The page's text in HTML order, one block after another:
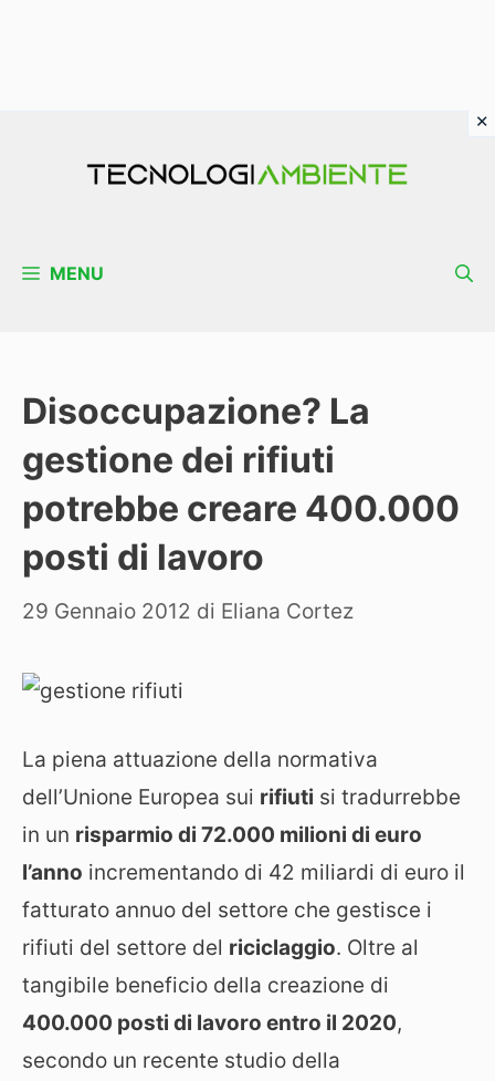
MENU
Disoccupazione? La
gestione dei rifiuti
potrebbe creare 400.000
posti di lavoro
29 Gennaio 2012 di Eliana Cortez
La piena attuazione della normativa
dell’Unione Europea sui rifiuti si tradurrebbe
in un risparmio di 72.000 milioni di euro
l’anno incrementando di 42 miliardi di euro il
fatturato annuo del settore che gestisce i
rifiuti del settore del riciclaggio. Oltre al
tangibile beneficio della creazione di
400.000 posti di lavoro entro il 2020,
secondo un recente studio della